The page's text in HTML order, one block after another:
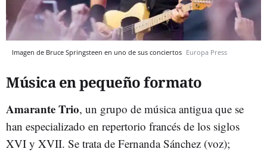
Imagen de Bruce Springsteen en uno de sus conciertos Europa Press
Música en pequeño formato
Amarante Trio, un grupo de música antigua que se
han especializado en repertorio francés de los siglos
XVI y XVII. Se trata de Fernanda Sánchez (voz);